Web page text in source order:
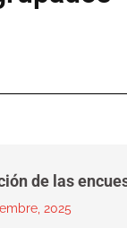
de las
2025